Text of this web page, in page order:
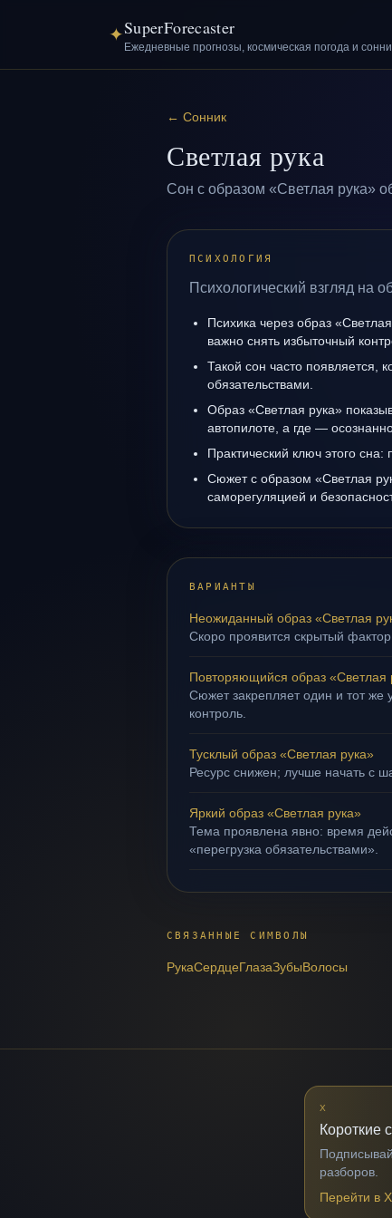
✦SuperForecaster
Ежедневные прогнозы, космическая погода и
← Сонник
Светлая рука
Сон с образом «Светлая рука»
ПСИХОЛОГИЯ
Психологический взгляд на
Психика через образ
важно снять избыточный
Такой сон часто появляется,
обязательствами.
Образ «Светлая рука»
автопилоте, а где —
Практический ключ этого сна:
Сюжет с образом «Светлая
саморегуляцией и
ВАРИАНТЫ
Неожиданный образ «Светлая
Скоро проявится скрытый
Повторяющийся образ «Светлая
Сюжет закрепляет один и тот же
контроль.
Тусклый образ «Светлая рука»
Ресурс снижен; лучше начать с
Яркий образ «Светлая рука»
Тема проявлена явно: время
«перегрузка обязательствами».
СВЯЗАННЫЕ СИМВОЛЫ
РукаСердцеГлазаЗубыВолосы
X
Короткие
разборов.
Перейти в X